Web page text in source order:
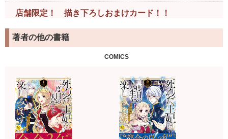
店舗限定！ 描き下ろしおまけカード！！
下記書店様で書籍ご購入の
ードがついてきます！詳細
はこちら
著者の他の書籍
COMICS